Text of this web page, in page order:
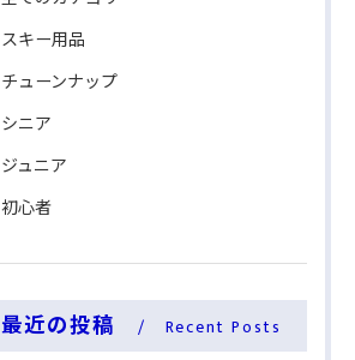
スキー用品
チューンナップ
シニア
ジュニア
初心者
最近の投稿 Recent Posts